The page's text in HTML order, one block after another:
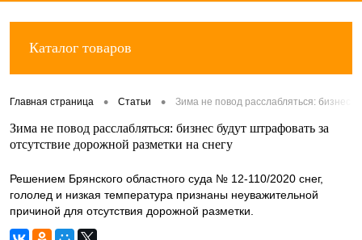
Каталог товаров
Главная страница • Статьи • Зима не повод расслабляться: бизнес
Зима не повод расслабляться: бизнес будут штрафовать за
отсутствие дорожной разметки на снегу
Решением Брянского областного суда № 12-110/2020 снег,
гололед и низкая температура признаны неуважительной
причиной для отсутствия дорожной разметки.